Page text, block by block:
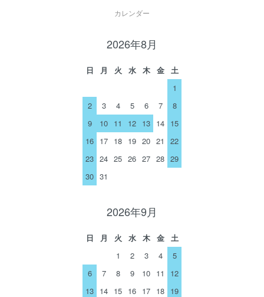
カレンダー
2026年8月
日 月 火 水 木 金
土
1
2
3 4 5 6 7
8
9
10 11 12 13 14 15
16 17 18 19 20 21
22
23 24 25 26 27 28 29
30 31
2026年9月
日 月 火 水 木 金
土
1
2 3 4
5
6
7 8 9 10 11
12
13 14 15 16 17 18 19